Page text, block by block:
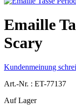
Emaille
Scary
Kundenmeinung
Art.-Nr. : ET-77137
Auf Lager